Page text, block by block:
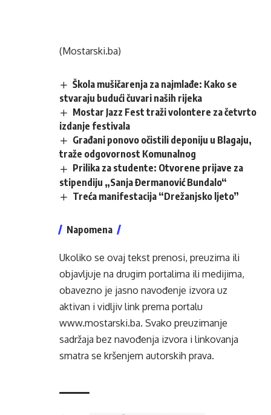
(Mostarski.ba)
Škola mušičarenja za najmlađe: Kako se
stvaraju budući čuvari naših rijeka
Mostar Jazz Fest traži volontere za četvrto
izdanje festivala
Građani ponovo očistili deponiju u Blagaju,
traže odgovornost Komunalnog
Prilika za studente: Otvorene prijave za
stipendiju „Sanja Đermanović Bundalo“
Treća manifestacija “Drežanjsko ljeto”
Napomena
Ukoliko se ovaj tekst prenosi, preuzima ili
objavljuje na drugim portalima ili medijima,
obavezno je jasno navođenje izvora uz
aktivan i vidljiv link prema portalu
www.mostarski.ba. Svako preuzimanje
sadržaja bez navođenja izvora i linkovanja
smatra se kršenjem autorskih prava.